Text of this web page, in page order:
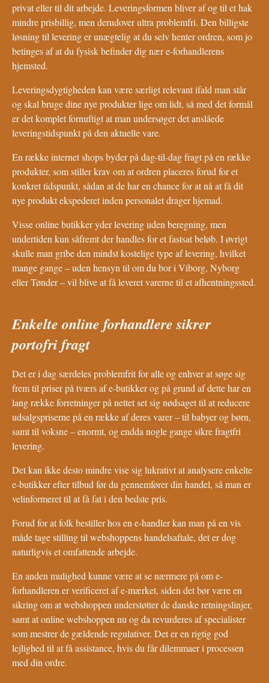
privat eller til dit arbejde. Leveringsformen bliver af og til et hak
mindre prisbillig, men derudover ultra problemfri. Den billigste
løsning til levering er unægtelig at du selv henter ordren, som jo
betinges af at du fysisk befinder dig nær e-forhandlerens
hjemsted.
Leveringsdygtigheden kan være særligt relevant ifald man står
og skal bruge dine nye produkter lige om lidt, så med det formål
er det komplet fornuftigt at man undersøger det anslåede
leveringstidspunkt på den aktuelle vare.
En række internet shops byder på dag-til-dag fragt på en række
produkter, som stiller krav om at ordren placeres forud for et
konkret tidspunkt, sådan at de har en chance for at nå at få dit
nye produkt ekspederet inden personalet drager hjemad.
Visse online butikker yder levering uden beregning, men
undertiden kun såfremt der handles for et fastsat beløb. I øvrigt
skulle man gribe den mindst kostelige type af levering, hvilket
mange gange – uden hensyn til om du bor i Viborg, Nyborg
eller Tønder – vil blive at få leveret varerne til et afhentningssted.
Enkelte online forhandlere sikrer
portofri fragt
Det er i dag særdeles problemfrit for alle og enhver at søge sig
frem til priser på tværs af e-butikker og på grund af dette har en
lang række forretninger på nettet set sig nødsaget til at reducere
udsalgspriserne på en række af deres varer – til babyer og børn,
samt til voksne – enormt, og endda nogle gange sikre fragtfri
levering.
Det kan ikke desto mindre vise sig lukrativt at analysere enkelte
e-butikker efter tilbud før du gennemfører din handel, så man er
velinformeret til at få fat i den bedste pris.
Forud for at folk bestiller hos en e-handler kan man på en vis
måde tage stilling til webshoppens handelsaftale, det er dog
naturligvis et omfattende arbejde.
En anden mulighed kunne være at se nærmere på om e-
forhandleren er verificeret af e-mærket, siden det bør være en
sikring om at webshoppen understøtter de danske retningslinjer,
samt at online webshoppen nu og da revurderes af specialister
som mestrer de gældende regulativer. Det er en rigtig god
lejlighed til at få assistance, hvis du får dilemmaer i processen
med din ordre.